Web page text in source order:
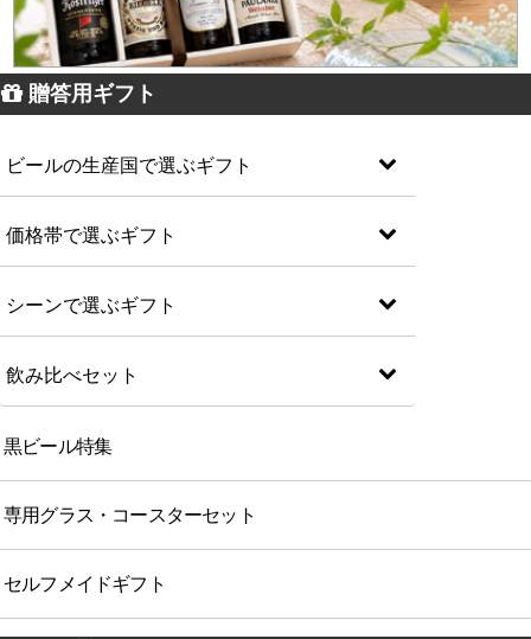
贈答用ギフト
ビールの生産国で選ぶギフト
価格帯で選ぶギフト
シーンで選ぶギフト
飲み比べセット
黒ビール特集
専用グラス・コースターセット
セルフメイドギフト